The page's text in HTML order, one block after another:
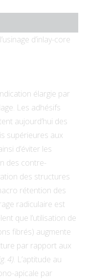
d’inlay-core
élargie par
Les adhésifs
aujourd’hui des
supérieures aux
d’éviter les
des contre-
des structures
rétention des
radiculaire est
que l’utilisation de
fibrés) augmente
par rapport aux
4). L’aptitude au
apicale par